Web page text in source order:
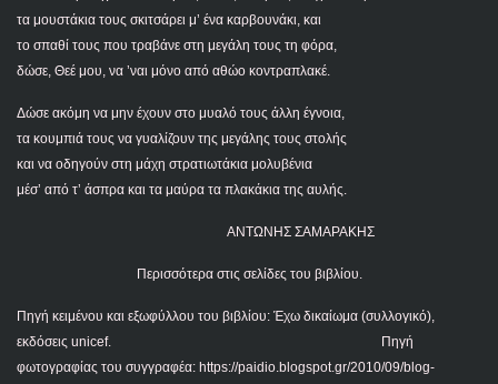
τα μουστάκια τους σκιτσάρει μ’ ένα καρβουνάκι, και
το σπαθί τους που τραβάνε στη μεγάλη τους τη φόρα,
δώσε, Θεέ μου, να ’ναι μόνο από αθώο κοντραπλακέ.
Δώσε ακόμη να μην έχουν στο μυαλό τους άλλη έγνοια,
τα κουμπιά τους να γυαλίζουν της μεγάλης τους στολής
και να οδηγούν στη μάχη στρατιωτάκια μολυβένια
μέσ’ από τ’ άσπρα και τα μαύρα τα πλακάκια της αυλής.
ΑΝΤΩΝΗΣ ΣΑΜΑΡΑΚΗΣ
Περισσότερα στις σελίδες του βιβλίου.
Πηγή κειμένου και εξωφύλλου του βιβλίου: Έχω δικαίωμα (συλλογικό),
εκδόσεις unicef.
Πηγή
φωτογραφίας του συγγραφέα: https://paidio.blogspot.gr/2010/09/blog-